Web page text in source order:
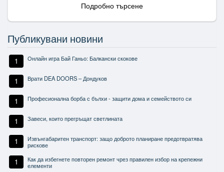
Подробно търсене
Публикувани новини
1 Онлайн игра Бай Ганьо: Балкански скокове
1 Врати DEA DOORS – Дондуков
1 Професионална борба с бълхи - защити дома и семейството си
1 Завеси, които прегръщат светлината
1
Извънгабаритен транспорт: защо доброто планиране предотвратява
рискове
1
Как да избегнете повторен ремонт чрез правилен избор на крепежни
елементи